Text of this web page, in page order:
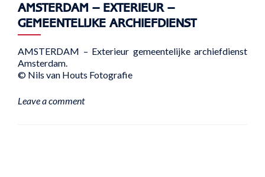
AMSTERDAM – EXTERIEUR –
GEMEENTELIJKE ARCHIEFDIENST
AMSTERDAM – Exterieur gemeentelijke archiefdienst
Amsterdam.
© Nils van Houts Fotografie
Leave a comment